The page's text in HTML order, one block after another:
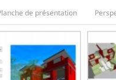
de présentation